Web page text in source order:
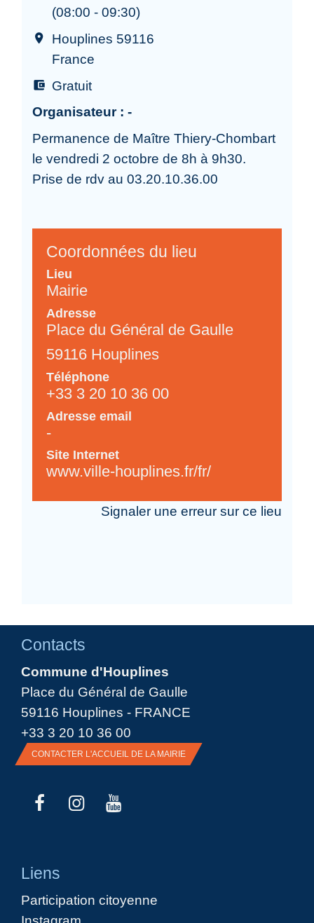
(08:00 - 09:30)
room
Houplines 59116
France
account_balance_wallet Gratuit
Organisateur : -
Permanence de Maître Thiery-Chombart
le vendredi 2 octobre de 8h à 9h30.
Prise de rdv au 03.20.10.36.00
Coordonnées du lieu
Lieu
Mairie
Adresse
Place du Général de Gaulle
59116 Houplines
Téléphone
+33 3 20 10 36 00
Adresse email
-
Site Internet
www.ville-houplines.fr/fr/
Signaler une erreur sur ce lieu
Contacts
Commune d'Houplines
Place du Général de Gaulle
59116 Houplines - FRANCE
+33 3 20 10 36 00
CONTACTER L'ACCUEIL DE LA MAIRIE
Liens
Participation citoyenne